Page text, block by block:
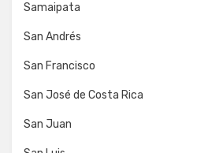
Samaipata
San Andrés
San Francisco
San José de Costa Rica
San Juan